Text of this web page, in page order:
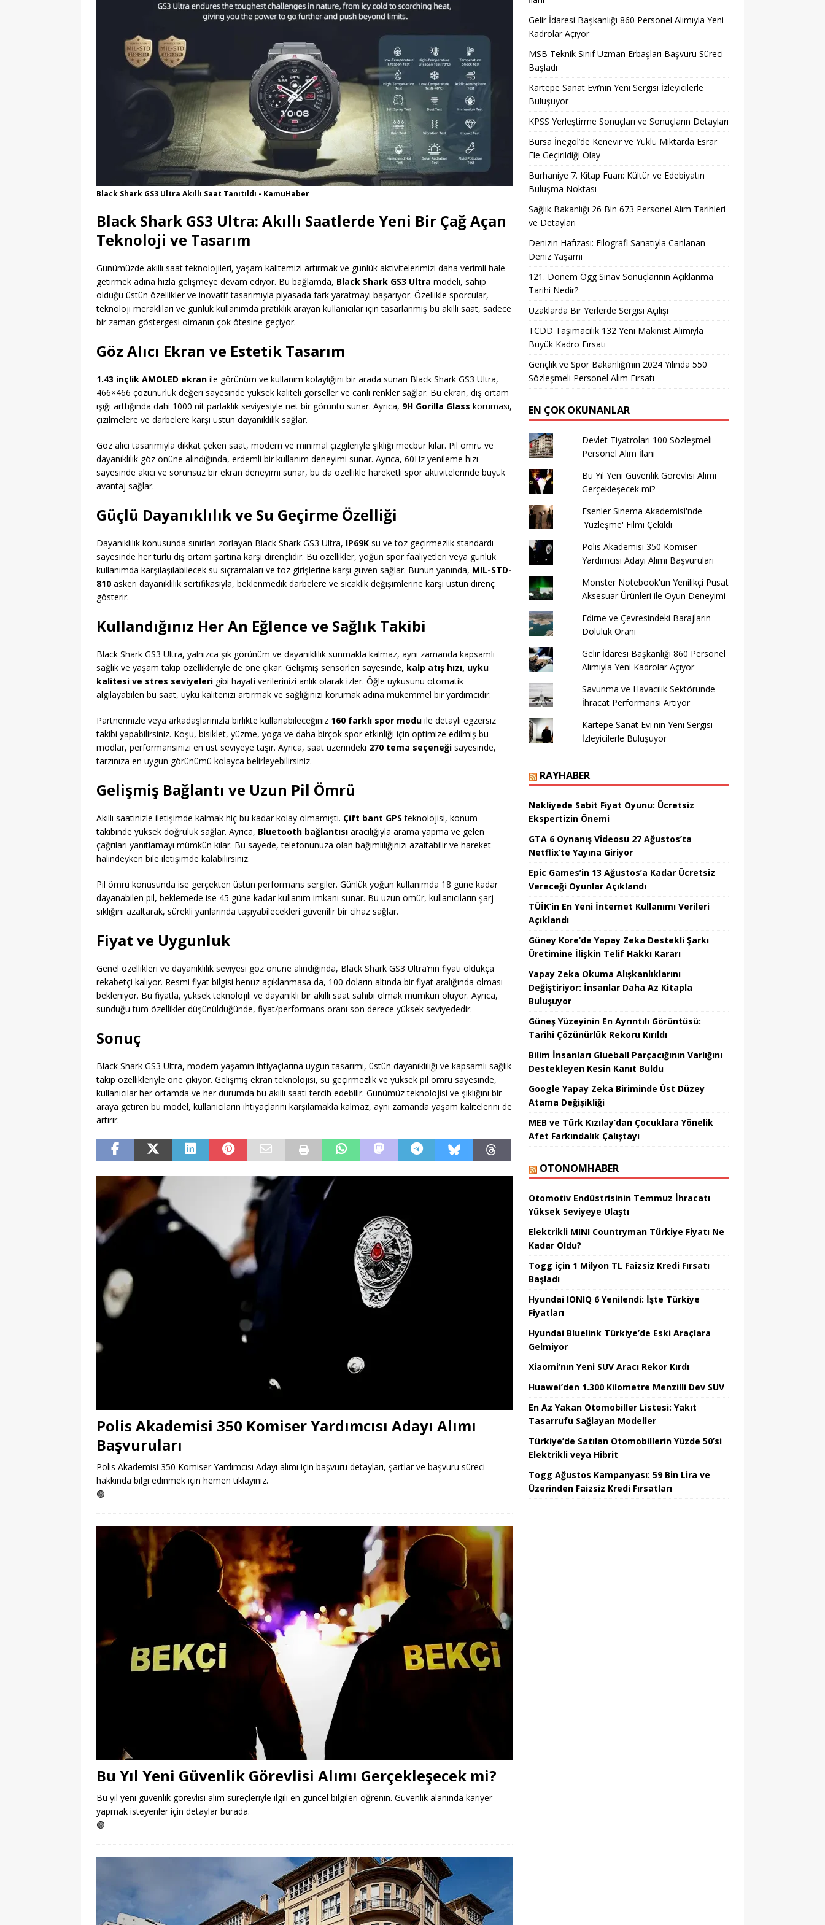
Black Shark GS3 Ultra Akıllı Saat Tanıtıldı - KamuHaber
Black Shark GS3 Ultra: Akıllı Saatlerde Yeni Bir Çağ Açan
Teknoloji ve Tasarım
Günümüzde akıllı saat teknolojileri, yaşam kalitemizi artırmak ve günlük aktivitelerimizi daha verimli hale
getirmek adına hızla gelişmeye devam ediyor. Bu bağlamda, Black Shark GS3 Ultra modeli, sahip
olduğu üstün özellikler ve inovatif tasarımıyla piyasada fark yaratmayı başarıyor. Özellikle sporcular,
teknoloji meraklıları ve günlük kullanımda pratiklik arayan kullanıcılar için tasarlanmış bu akıllı saat, sadece
bir zaman göstergesi olmanın çok ötesine geçiyor.
Göz Alıcı Ekran ve Estetik Tasarım
1.43 inçlik AMOLED ekran ile görünüm ve kullanım kolaylığını bir arada sunan Black Shark GS3 Ultra,
466×466 çözünürlük değeri sayesinde yüksek kaliteli görseller ve canlı renkler sağlar. Bu ekran, dış ortam
ışığı arttığında dahi 1000 nit parlaklık seviyesiyle net bir görüntü sunar. Ayrıca, 9H Gorilla Glass koruması,
çizilmelere ve darbelere karşı üstün dayanıklılık sağlar.
Göz alıcı tasarımıyla dikkat çeken saat, modern ve minimal çizgileriyle şıklığı mecbur kılar. Pil ömrü ve
dayanıklılık göz önüne alındığında, erdemli bir kullanım deneyimi sunar. Ayrıca, 60Hz yenileme hızı
sayesinde akıcı ve sorunsuz bir ekran deneyimi sunar, bu da özellikle hareketli spor aktivitelerinde büyük
avantaj sağlar.
Güçlü Dayanıklılık ve Su Geçirme Özelliği
Dayanıklılık konusunda sınırları zorlayan Black Shark GS3 Ultra, IP69K su ve toz geçirmezlik standardı
sayesinde her türlü dış ortam şartına karşı dirençlidir. Bu özellikler, yoğun spor faaliyetleri veya günlük
kullanımda karşılaşılabilecek su sıçramaları ve toz girişlerine karşı güven sağlar. Bunun yanında, MIL-STD-
810 askeri dayanıklılık sertifikasıyla, beklenmedik darbelere ve sıcaklık değişimlerine karşı üstün direnç
gösterir.
Kullandığınız Her An Eğlence ve Sağlık Takibi
Black Shark GS3 Ultra, yalnızca şık görünüm ve dayanıklılık sunmakla kalmaz, aynı zamanda kapsamlı
sağlık ve yaşam takip özellikleriyle de öne çıkar. Gelişmiş sensörleri sayesinde, kalp atış hızı, uyku
kalitesi ve stres seviyeleri gibi hayati verilerinizi anlık olarak izler. Öğle uykusunu otomatik
algılayabilen bu saat, uyku kalitenizi artırmak ve sağlığınızı korumak adına mükemmel bir yardımcıdır.
Partnerinizle veya arkadaşlarınızla birlikte kullanabileceğiniz 160 farklı spor modu ile detaylı egzersiz
takibi yapabilirsiniz. Koşu, bisiklet, yüzme, yoga ve daha birçok spor etkinliği için optimize edilmiş bu
modlar, performansınızı en üst seviyeye taşır. Ayrıca, saat üzerindeki 270 tema seçeneği sayesinde,
tarzınıza en uygun görünümü kolayca belirleyebilirsiniz.
Gelişmiş Bağlantı ve Uzun Pil Ömrü
Akıllı saatinizle iletişimde kalmak hiç bu kadar kolay olmamıştı. Çift bant GPS teknolojisi, konum
takibinde yüksek doğruluk sağlar. Ayrıca, Bluetooth bağlantısı aracılığıyla arama yapma ve gelen
çağrıları yanıtlamayı mümkün kılar. Bu sayede, telefonunuza olan bağımlılığınızı azaltabilir ve hareket
halindeyken bile iletişimde kalabilirsiniz.
Pil ömrü konusunda ise gerçekten üstün performans sergiler. Günlük yoğun kullanımda 18 güne kadar
dayanabilen pil, beklemede ise 45 güne kadar kullanım imkanı sunar. Bu uzun ömür, kullanıcıların şarj
sıklığını azaltarak, sürekli yanlarında taşıyabilecekleri güvenilir bir cihaz sağlar.
Fiyat ve Uygunluk
Genel özellikleri ve dayanıklılık seviyesi göz önüne alındığında, Black Shark GS3 Ultra’nın fiyatı oldukça
rekabetçi kalıyor. Resmi fiyat bilgisi henüz açıklanmasa da, 100 doların altında bir fiyat aralığında olması
bekleniyor. Bu fiyatla, yüksek teknolojili ve dayanıklı bir akıllı saat sahibi olmak mümkün oluyor. Ayrıca,
sunduğu tüm özellikler düşünüldüğünde, fiyat/performans oranı son derece yüksek seviyededir.
Sonuç
Black Shark GS3 Ultra, modern yaşamın ihtiyaçlarına uygun tasarımı, üstün dayanıklılığı ve kapsamlı sağlık
takip özellikleriyle öne çıkıyor. Gelişmiş ekran teknolojisi, su geçirmezlik ve yüksek pil ömrü sayesinde,
kullanıcılar her ortamda ve her durumda bu akıllı saati tercih edebilir. Günümüz teknolojisi ve şıklığını bir
araya getiren bu model, kullanıcıların ihtiyaçlarını karşılamakla kalmaz, aynı zamanda yaşam kalitelerini de
artırır.
Polis Akademisi 350 Komiser Yardımcısı Adayı Alımı
Başvuruları
Polis Akademisi 350 Komiser Yardımcısı Adayı alımı için başvuru detayları, şartlar ve başvuru süreci
hakkında bilgi edinmek için hemen tıklayınız.
🟢
Bu Yıl Yeni Güvenlik Görevlisi Alımı Gerçekleşecek mi?
Bu yıl yeni güvenlik görevlisi alım süreçleriyle ilgili en güncel bilgileri öğrenin. Güvenlik alanında kariyer
yapmak isteyenler için detaylar burada.
🟢
Gelir İdaresi Başkanlığı 860 Personel Alımıyla Yeni
Kadrolar Açıyor
MSB Teknik Sınıf Uzman Erbaşları Başvuru Süreci
Başladı
Kartepe Sanat Evi’nin Yeni Sergisi İzleyicilerle
Buluşuyor
KPSS Yerleştirme Sonuçları ve Sonuçların Detayları
Bursa İnegöl’de Kenevir ve Yüklü Miktarda Esrar
Ele Geçirildiği Olay
Burhaniye 7. Kitap Fuarı: Kültür ve Edebiyatın
Buluşma Noktası
Sağlık Bakanlığı 26 Bin 673 Personel Alım Tarihleri
ve Detayları
Denizin Hafızası: Filografi Sanatıyla Canlanan
Deniz Yaşamı
121. Dönem Ögg Sınav Sonuçlarının Açıklanma
Tarihi Nedir?
Uzaklarda Bir Yerlerde Sergisi Açılışı
TCDD Taşımacılık 132 Yeni Makinist Alımıyla
Büyük Kadro Fırsatı
Gençlik ve Spor Bakanlığı’nın 2024 Yılında 550
Sözleşmeli Personel Alım Fırsatı
EN ÇOK OKUNANLAR
Devlet Tiyatroları 100 Sözleşmeli
Personel Alım İlanı
Bu Yıl Yeni Güvenlik Görevlisi Alımı
Gerçekleşecek mi?
Esenler Sinema Akademisi'nde
'Yüzleşme' Filmi Çekildi
Polis Akademisi 350 Komiser
Yardımcısı Adayı Alımı Başvuruları
Monster Notebook'un Yenilikçi Pusat
Aksesuar Ürünleri ile Oyun Deneyimi
Edirne ve Çevresindeki Barajların
Doluluk Oranı
Gelir İdaresi Başkanlığı 860 Personel
Alımıyla Yeni Kadrolar Açıyor
Savunma ve Havacılık Sektöründe
İhracat Performansı Artıyor
Kartepe Sanat Evi'nin Yeni Sergisi
İzleyicilerle Buluşuyor
RAYHABER
Nakliyede Sabit Fiyat Oyunu: Ücretsiz
Ekspertizin Önemi
GTA 6 Oynanış Videosu 27 Ağustos’ta
Netflix’te Yayına Giriyor
Epic Games’in 13 Ağustos’a Kadar Ücretsiz
Vereceği Oyunlar Açıklandı
TÜİK’in En Yeni İnternet Kullanımı Verileri
Açıklandı
Güney Kore’de Yapay Zeka Destekli Şarkı
Üretimine İlişkin Telif Hakkı Kararı
Yapay Zeka Okuma Alışkanlıklarını
Değiştiriyor: İnsanlar Daha Az Kitapla
Buluşuyor
Güneş Yüzeyinin En Ayrıntılı Görüntüsü:
Tarihi Çözünürlük Rekoru Kırıldı
Bilim İnsanları Glueball Parçacığının Varlığını
Destekleyen Kesin Kanıt Buldu
Google Yapay Zeka Biriminde Üst Düzey
Atama Değişikliği
MEB ve Türk Kızılay’dan Çocuklara Yönelik
Afet Farkındalık Çalıştayı
OTONOMHABER
Otomotiv Endüstrisinin Temmuz İhracatı
Yüksek Seviyeye Ulaştı
Elektrikli MINI Countryman Türkiye Fiyatı Ne
Kadar Oldu?
Togg için 1 Milyon TL Faizsiz Kredi Fırsatı
Başladı
Hyundai IONIQ 6 Yenilendi: İşte Türkiye
Fiyatları
Hyundai Bluelink Türkiye’de Eski Araçlara
Gelmiyor
Xiaomi’nın Yeni SUV Aracı Rekor Kırdı
Huawei’den 1.300 Kilometre Menzilli Dev SUV
En Az Yakan Otomobiller Listesi: Yakıt
Tasarrufu Sağlayan Modeller
Türkiye’de Satılan Otomobillerin Yüzde 50’si
Elektrikli veya Hibrit
Togg Ağustos Kampanyası: 59 Bin Lira ve
Üzerinden Faizsiz Kredi Fırsatları